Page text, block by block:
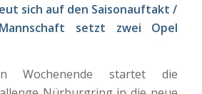
sich auf den Saisonauftakt /
setzt zwei Opel
Wochenende startet die